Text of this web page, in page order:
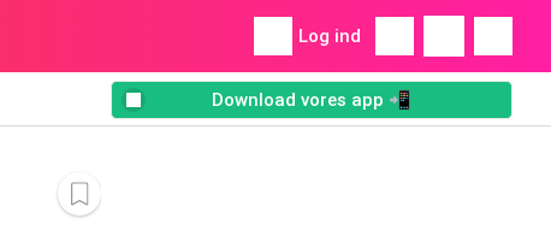
Log ind
Download vores app 📲